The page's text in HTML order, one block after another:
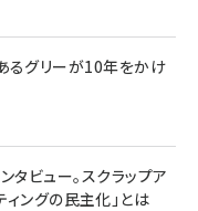
るグリーが10年をかけ
ビュー。スクラップア
ィングの民主化」とは